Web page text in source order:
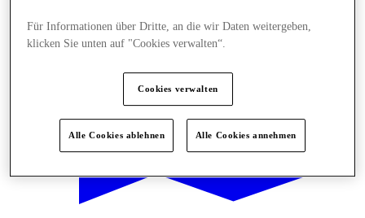
Für Informationen über Dritte, an die wir Daten weitergeben,
klicken Sie unten auf "Cookies verwalten“.
Cookies verwalten
Alle Cookies ablehnen Alle Cookies annehmen